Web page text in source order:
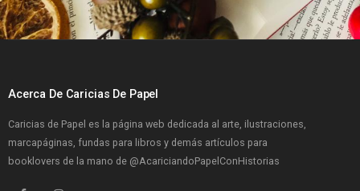
Acerca De Caricias De Papel
Caricias de Papel es la página web dedicada al arte, ilustraciones,
marcapáginas, fundas para libros y demás artículos para
booklovers de la mano de @AcariciandoPapelConHistorias